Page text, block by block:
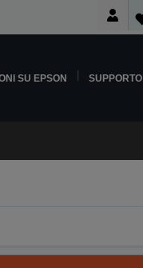
SU EPSON SUPPORTO